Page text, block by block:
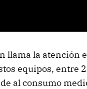
llama la atención
equipos, entre
al consumo